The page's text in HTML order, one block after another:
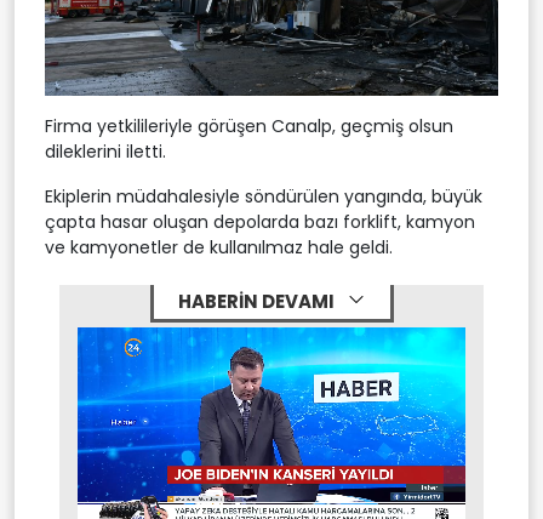
Firma yetkilileriyle görüşen Canalp, geçmiş olsun
dileklerini iletti.
Ekiplerin müdahalesiyle söndürülen yangında, büyük
çapta hasar oluşan depolarda bazı forklift, kamyon
ve kamyonetler de kullanılmaz hale geldi.
HABERİN DEVAMI